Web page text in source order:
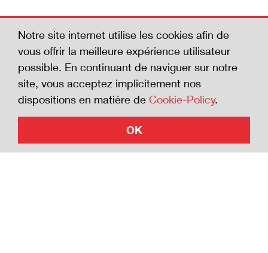
Notre site internet utilise les cookies afin de
vous offrir la meilleure expérience utilisateur
possible. En continuant de naviguer sur notre
site, vous acceptez implicitement nos
dispositions en matière de Cookie-Policy.
OK
Devenez membre
mortels. En adhérant à la Charte de la
sécurité, vous affichez votre volonté de vous
investir en faveur de la sécurité.
Adhérer à la Charte